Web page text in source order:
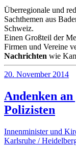
Überregionale und
Sachthemen aus
Schweiz.
Einen Großteil der
Firmen und Vereine
Nachrichten wie
20. November 2014
Andenken
Polizisten
Innenminister und
Karlsruhe /